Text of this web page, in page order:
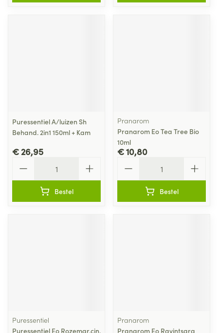
Puressentiel A/luizen Sh
Behand. 2in1 150ml + Kam
€ 26,95
Bestel
Pranarom
Pranarom Eo Tea Tree Bio
10ml
€ 10,80
Bestel
Puressentiel
Puressentiel Eo Rozemar.cin.
Pranarom
Pranarom Eo Ravintsara